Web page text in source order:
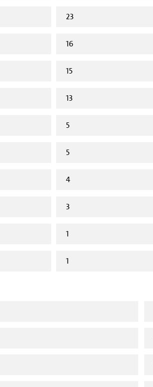
23
16
15
13
5
5
4
3
1
1